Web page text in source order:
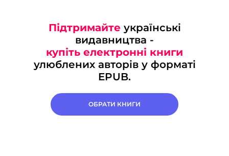
Підтримайте українські
видавництва -
купіть електронні книги
улюблених авторів у форматі
EPUB.
ОБРАТИ КНИГИ